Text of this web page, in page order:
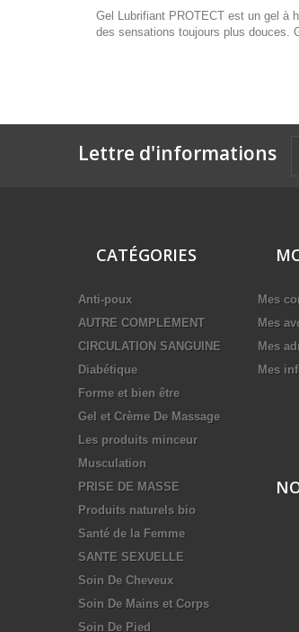
Gel Lubrifiant PROTECT est un gel à
des sensations toujours plus douces.
Lettre d'informations
CATÉGORIES
Anti-poux
AUTRE COMPLEMENT
CIRCULATION SANGUINE
Diabétique
Forme et bien être
Gel et Crème De Massage
Les produits minceur
Musculation
PRISE DE MASSE
Produits naturels bio
Santé de la Femme
SANTE SEXUELLE
Soin De Cheveux
Soin De Mains et Corps
Soin De Pied
Mes
Mes
Mes
Mes